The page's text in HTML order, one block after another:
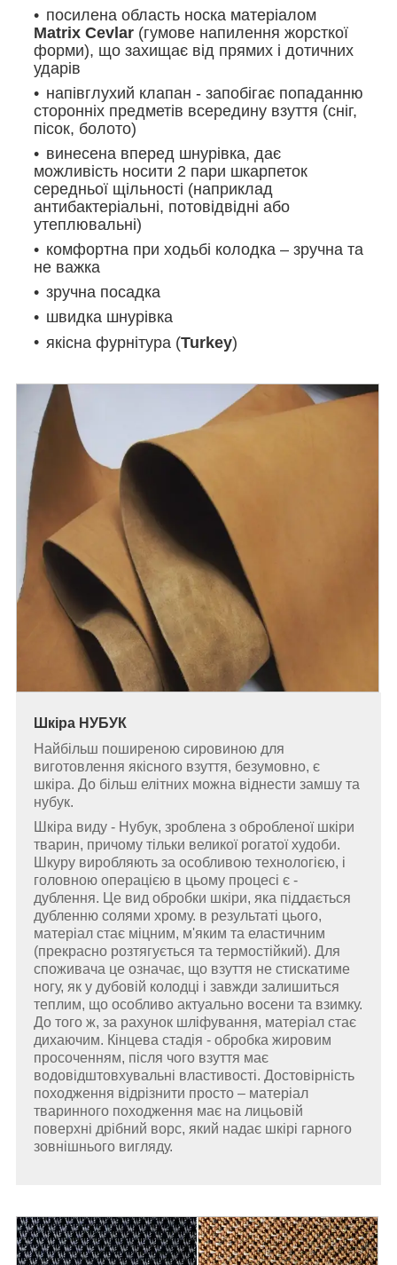
посилена область носка матеріалом
Matrix Cevlar (гумове напилення жорсткої
форми), що захищає від прямих і дотичних
ударів
напівглухий клапан - запобігає попаданню
сторонніх предметів всередину взуття (сніг,
пісок, болото)
винесена вперед шнурівка, дає
можливість носити 2 пари шкарпеток
середньої щільності (наприклад
антибактеріальні, потовідвідні або
утеплювальні)
комфортна при ходьбі колодка – зручна та
не важка
зручна посадка
швидка шнурівка
якісна фурнітура (Turkey)
Шкіра НУБУК
Найбільш поширеною сировиною для
виготовлення якісного взуття, безумовно, є
шкіра. До більш елітних можна віднести замшу та
нубук.
Шкіра виду - Нубук, зроблена з обробленої шкіри
тварин, причому тільки великої рогатої худоби.
Шкуру виробляють за особливою технологією, і
головною операцією в цьому процесі є -
дублення. Це вид обробки шкіри, яка піддається
дубленню солями хрому. в результаті цього,
матеріал стає міцним, м'яким та еластичним
(прекрасно розтягується та термостійкий). Для
споживача це означає, що взуття не стискатиме
ногу, як у дубовій колодці і завжди залишиться
теплим, що особливо актуально восени та взимку.
До того ж, за рахунок шліфування, матеріал стає
дихаючим. Кінцева стадія - обробка жировим
просоченням, після чого взуття має
водовідштовхувальні властивості. Достовірність
походження відрізнити просто – матеріал
тваринного походження має на лицьовій
поверхні дрібний ворс, який надає шкірі гарного
зовнішнього вигляду.